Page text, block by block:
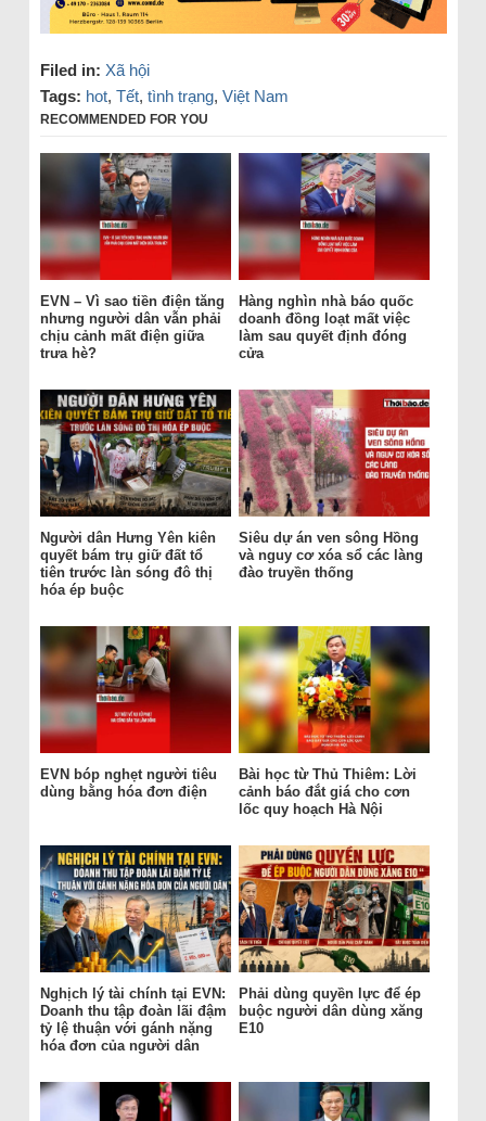
Filed in: Xã hội
Tags: hot, Tết, tình trạng, Việt Nam
RECOMMENDED FOR YOU
EVN – Vì sao tiền điện tăng
nhưng người dân vẫn phải
chịu cảnh mất điện giữa
trưa hè?
Hàng nghìn nhà báo quốc
doanh đồng loạt mất việc
làm sau quyết định đóng
cửa
Người dân Hưng Yên kiên
quyết bám trụ giữ đất tổ
tiên trước làn sóng đô thị
hóa ép buộc
Siêu dự án ven sông Hồng
và nguy cơ xóa sổ các làng
đào truyền thống
EVN bóp nghẹt người tiêu
dùng bằng hóa đơn điện
Bài học từ Thủ Thiêm: Lời
cảnh báo đắt giá cho cơn
lốc quy hoạch Hà Nội
Nghịch lý tài chính tại EVN:
Doanh thu tập đoàn lãi đậm
tỷ lệ thuận với gánh nặng
hóa đơn của người dân
Phải dùng quyền lực để ép
buộc người dân dùng xăng
E10